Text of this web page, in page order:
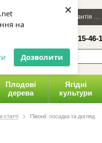
на
Дозволити
×
Даруємо 100 грн Гарантія
050 515-46-
Плодові
дерева
Ягідні
культури
статті Півонії: посадка та догляд